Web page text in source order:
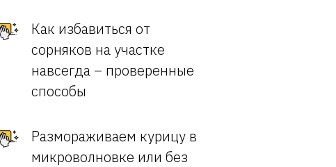
Как избавиться от
сорняков на участке
навсегда – проверенные
способы
Размораживаем курицу в
микроволновке или без